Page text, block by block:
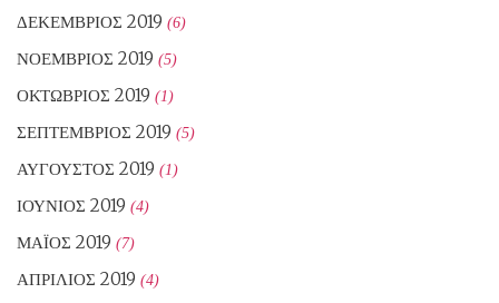
ΔΕΚΈΜΒΡΙΟΣ 2019 (6)
ΝΟΈΜΒΡΙΟΣ 2019 (5)
ΟΚΤΏΒΡΙΟΣ 2019 (1)
ΣΕΠΤΈΜΒΡΙΟΣ 2019 (5)
ΑΎΓΟΥΣΤΟΣ 2019 (1)
ΙΟΎΝΙΟΣ 2019 (4)
ΜΆΙΟΣ 2019 (7)
ΑΠΡΊΛΙΟΣ 2019 (4)